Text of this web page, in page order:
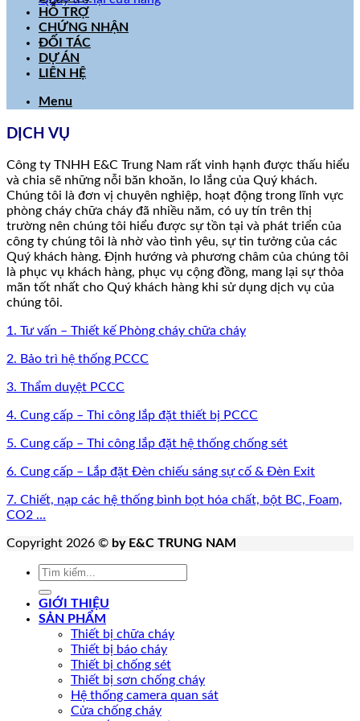
HỖ TRỢ
CHỨNG NHẬN
ĐỐI TÁC
DỰ ÁN
LIÊN HỆ
Menu
DỊCH VỤ
Công ty TNHH E&C Trung Nam rất vinh hạnh được thấu hiểu
và chia sẽ những nỗi băn khoăn, lo lắng của Quý khách.
Chúng tôi là đơn vị chuyên nghiệp, hoạt động trong lĩnh vực
phòng cháy chữa cháy đã nhiều năm, có uy tín trên thị
trường nên chúng tôi hiểu được sự tồn tại và phát triển của
công ty chúng tôi là nhờ vào tình yêu, sự tin tưởng của các
Quý khách hàng. Định hướng và phương châm của chúng tôi
là phục vụ khách hàng, phục vụ cộng đồng, mang lại sự thỏa
mãn tốt nhất cho Quý khách hàng khi sử dụng dịch vụ của
chúng tôi.
1. Tư vấn – Thiết kế Phòng cháy chữa cháy
2. Bảo trì hệ thống PCCC
3. Thẩm duyệt PCCC
4. Cung cấp – Thi công lắp đặt thiết bị PCCC
5. Cung cấp – Thi công lắp đặt hệ thống chống sét
6. Cung cấp – Lắp đặt Đèn chiếu sáng sự cố & Đèn Exit
7. Chiết, nạp các hệ thống bình bọt hóa chất, bột BC, Foam,
CO2 …
Copyright 2026 © by E&C TRUNG NAM
Tìm
GIỚI THIỆU
SẢN PHẨM
Thiết bị chữa cháy
Thiết bị báo cháy
Thiết bị chống sét
Thiết bị sơn chống cháy
Hệ thống camera quan sát
Cửa chống cháy